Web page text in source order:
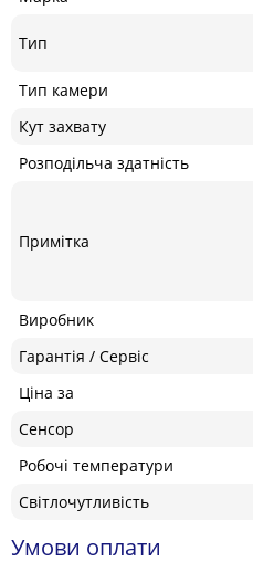
Тип
Тип камери
Кут захвату
Розподільча здатність
Примітка
Виробник
Гарантія / Сервіс
Ціна за
Сенсор
Робочі температури
Світлочутливість
Умови оплати